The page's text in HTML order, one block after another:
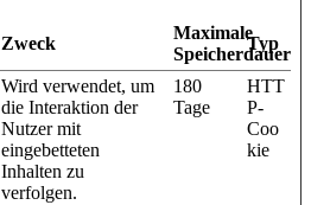
Zweck
Maximale
Speicherdauer
Typ
Wird verwendet, um
die Interaktion der
Nutzer mit
eingebetteten
Inhalten zu
verfolgen.
180
Tage
HTT
P-
Coo
kie